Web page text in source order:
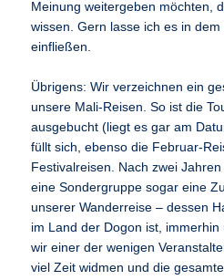
Meinung weitergeben möchten,
wissen. Gern lasse ich es in
einfließen.
Übrigens: Wir verzeichnen ein
unsere Mali-Reisen. So ist die
ausgebucht (liegt es gar am
füllt sich, ebenso die Februar-
Festivalreisen. Nach zwei
eine Sondergruppe sogar eine
unserer Wanderreise – dessen
im Land der Dogon ist, immerhin
wir einer der wenigen
viel Zeit widmen und die